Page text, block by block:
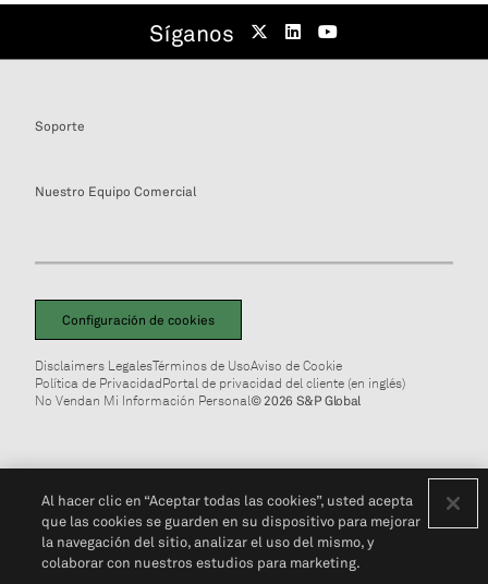
Síganos
Soporte
Nuestro Equipo Comercial
Configuración de cookies
Disclaimers LegalesTérminos de UsoAviso de Cookie
Política de PrivacidadPortal de privacidad del cliente (en inglés)
No Vendan Mi Información Personal© 2026 S&P Global
Al hacer clic en “Aceptar todas las cookies”, usted acepta
que las cookies se guarden en su dispositivo para mejorar
la navegación del sitio, analizar el uso del mismo, y
colaborar con nuestros estudios para marketing.